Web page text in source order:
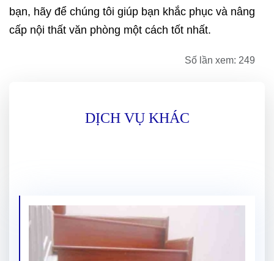
bạn, hãy để chúng tôi giúp bạn khắc phục và nâng
cấp nội thất văn phòng một cách tốt nhất.
Số lần xem: 249
DỊCH VỤ KHÁC